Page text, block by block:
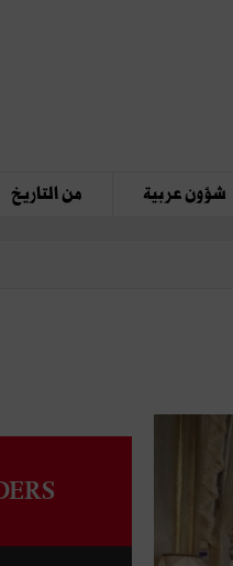
شؤون عربية من التاريخ